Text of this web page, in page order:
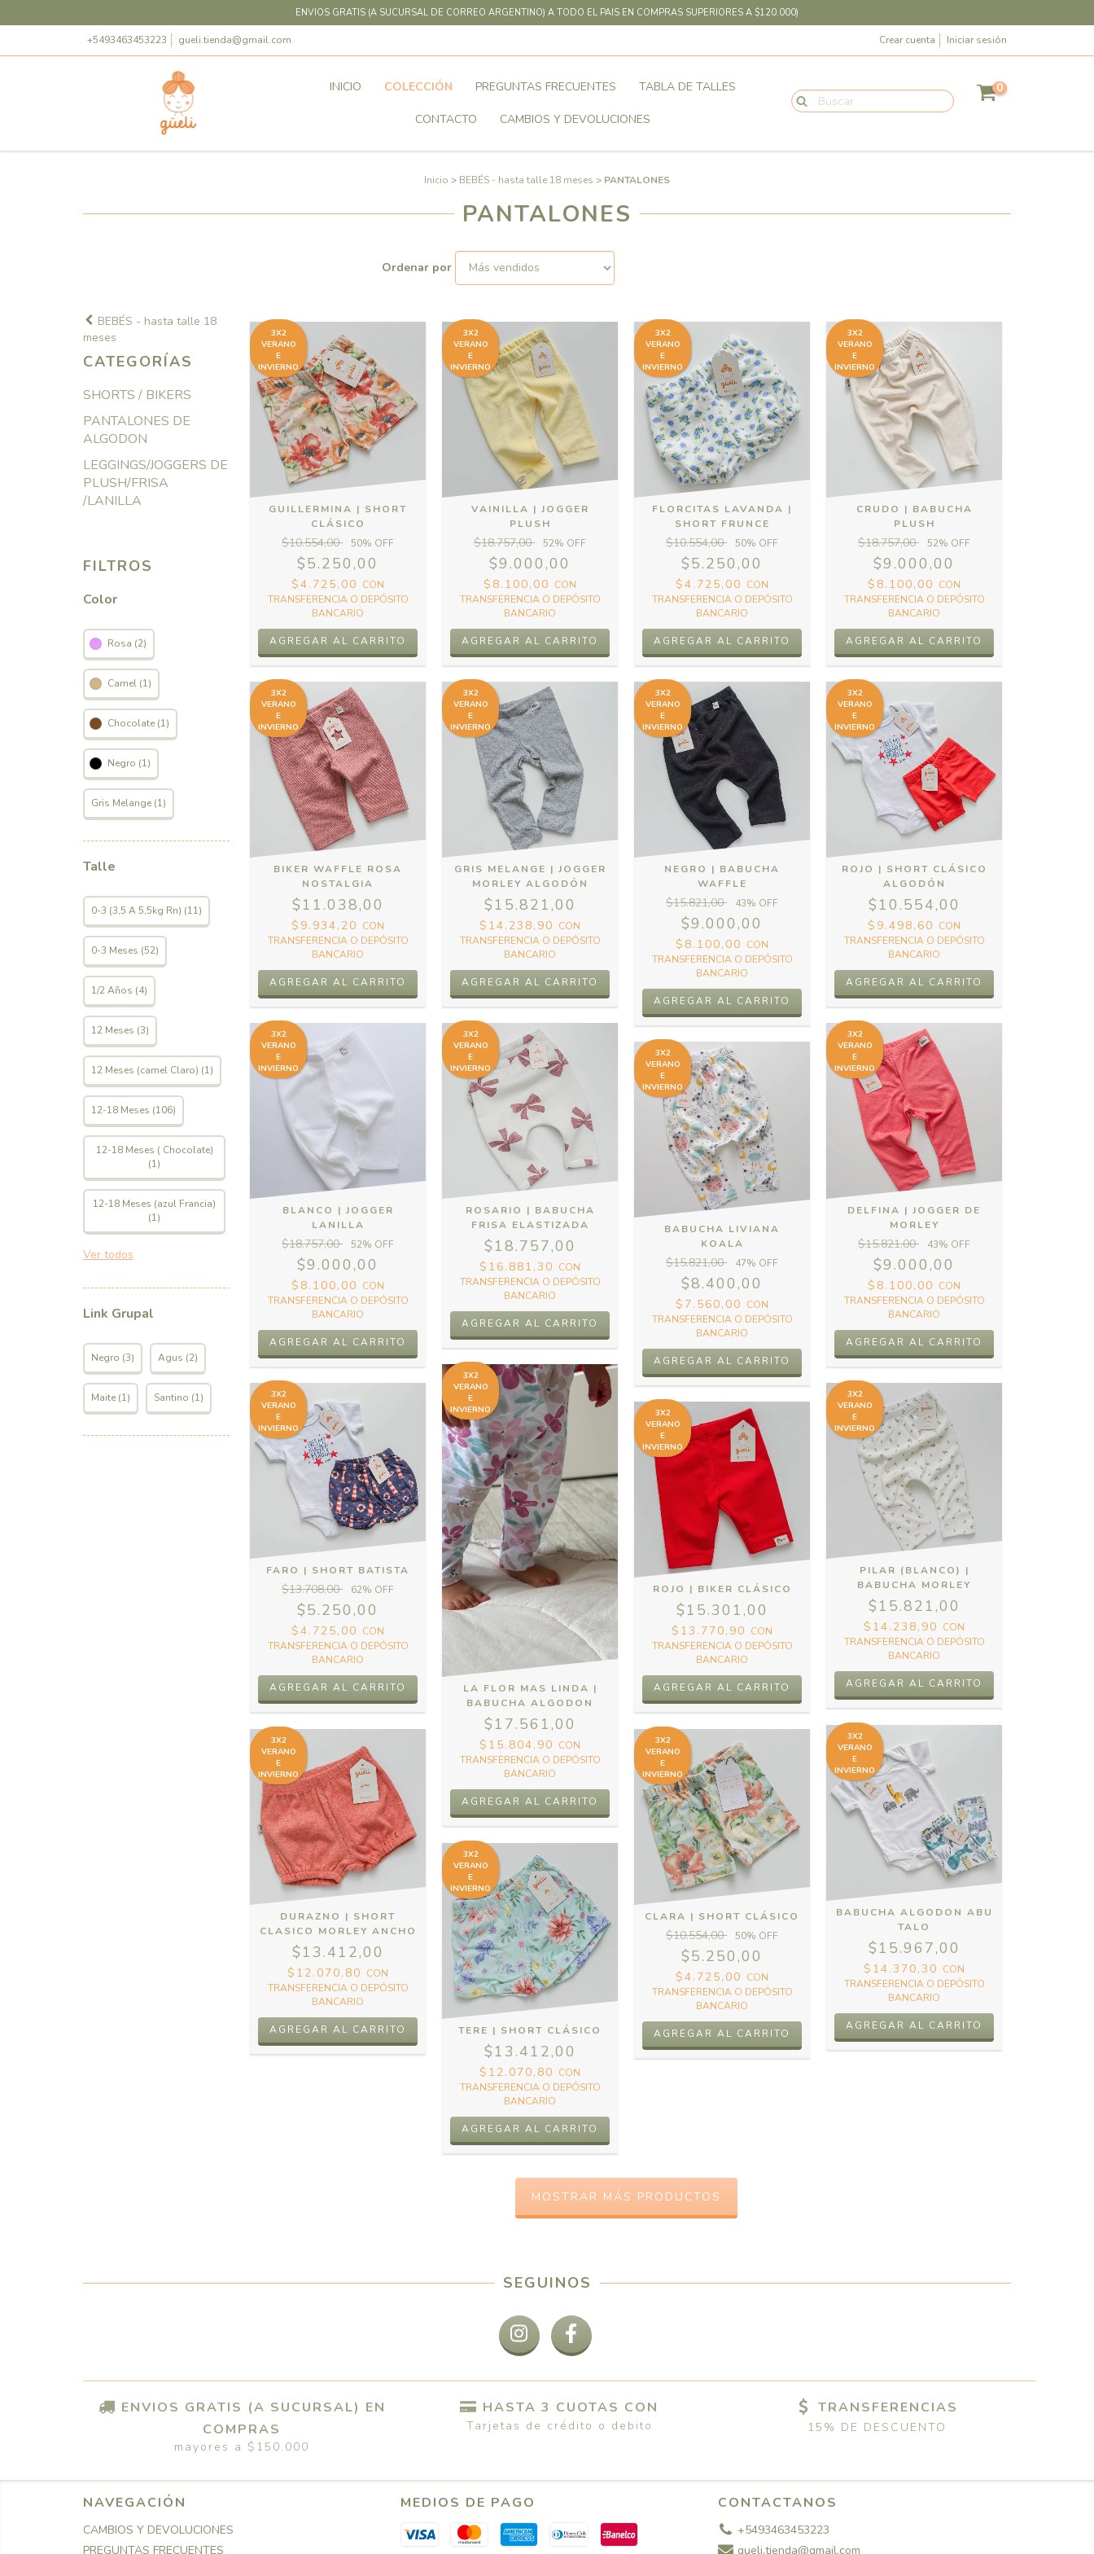
ENVIOS GRATIS (A SUCURSAL DE CORREO ARGENTINO) A TODO EL PAIS EN COMPRAS SUPERIORES A $120.000)
+5493463453223 gueli.tienda@gmail.com Crear cuenta Iniciar sesión
INICIO COLECCIÓN PREGUNTAS FRECUENTES TABLA DE TALLES
CONTACTO CAMBIOS Y DEVOLUCIONES
0
Inicio > BEBÉS - hasta talle 18 meses > PANTALONES
PANTALONES
Ordenar por
BEBÉS - hasta talle 18
meses
CATEGORÍAS
SHORTS / BIKERS
PANTALONES DE
ALGODON
LEGGINGS/JOGGERS DE
PLUSH/FRISA
/LANILLA
FILTROS
Color
Rosa (2)
Camel (1)
Chocolate (1)
Negro (1)
Gris Melange (1)
Talle
0-3 (3,5 A 5,5kg Rn) (11)
0-3 Meses (52)
1/2 Años (4)
12 Meses (3)
12 Meses (camel Claro) (1)
12-18 Meses (106)
12-18 Meses ( Chocolate)
(1)
12-18 Meses (azul Francia)
(1)
Ver todos
Link Grupal
Negro (3) Agus (2)
Maite (1) Santino (1)
3X2
VERANO
E
INVIERNO
GUILLERMINA | SHORT
CLÁSICO
$10.554,00 50% OFF
$5.250,00
$4.725,00 CON
TRANSFERENCIA O DEPÓSITO
BANCARIO
AGREGAR AL CARRITO
3X2
VERANO
E
INVIERNO
VAINILLA | JOGGER
PLUSH
$18.757,00 52% OFF
$9.000,00
$8.100,00 CON
TRANSFERENCIA O DEPÓSITO
BANCARIO
AGREGAR AL CARRITO
3X2
VERANO
E
INVIERNO
FLORCITAS LAVANDA |
SHORT FRUNCE
$10.554,00 50% OFF
$5.250,00
$4.725,00 CON
TRANSFERENCIA O DEPÓSITO
BANCARIO
AGREGAR AL CARRITO
3X2
VERANO
E
INVIERNO
CRUDO | BABUCHA
PLUSH
$18.757,00 52% OFF
$9.000,00
$8.100,00 CON
TRANSFERENCIA O DEPÓSITO
BANCARIO
AGREGAR AL CARRITO
3X2
VERANO
E
INVIERNO
BIKER WAFFLE ROSA
NOSTALGIA
$11.038,00
$9.934,20 CON
TRANSFERENCIA O DEPÓSITO
BANCARIO
AGREGAR AL CARRITO
3X2
VERANO
E
INVIERNO
GRIS MELANGE | JOGGER
MORLEY ALGODÓN
$15.821,00
$14.238,90 CON
TRANSFERENCIA O DEPÓSITO
BANCARIO
AGREGAR AL CARRITO
3X2
VERANO
E
INVIERNO
NEGRO | BABUCHA
WAFFLE
$15.821,00 43% OFF
$9.000,00
$8.100,00 CON
TRANSFERENCIA O DEPÓSITO
BANCARIO
AGREGAR AL CARRITO
3X2
VERANO
E
INVIERNO
ROJO | SHORT CLÁSICO
ALGODÓN
$10.554,00
$9.498,60 CON
TRANSFERENCIA O DEPÓSITO
BANCARIO
AGREGAR AL CARRITO
3X2
VERANO
E
INVIERNO
BLANCO | JOGGER
LANILLA
$18.757,00 52% OFF
$9.000,00
$8.100,00 CON
TRANSFERENCIA O DEPÓSITO
BANCARIO
AGREGAR AL CARRITO
3X2
VERANO
E
INVIERNO
ROSARIO | BABUCHA
FRISA ELASTIZADA
$18.757,00
$16.881,30 CON
TRANSFERENCIA O DEPÓSITO
BANCARIO
AGREGAR AL CARRITO
3X2
VERANO
E
INVIERNO
BABUCHA LIVIANA
KOALA
$15.821,00 47% OFF
$8.400,00
$7.560,00 CON
TRANSFERENCIA O DEPÓSITO
BANCARIO
AGREGAR AL CARRITO
3X2
VERANO
E
INVIERNO
DELFINA | JOGGER DE
MORLEY
$15.821,00 43% OFF
$9.000,00
$8.100,00 CON
TRANSFERENCIA O DEPÓSITO
BANCARIO
AGREGAR AL CARRITO
3X2
VERANO
E
INVIERNO
FARO | SHORT BATISTA
$13.708,00 62% OFF
$5.250,00
$4.725,00 CON
TRANSFERENCIA O DEPÓSITO
BANCARIO
AGREGAR AL CARRITO
3X2
VERANO
E
INVIERNO
LA FLOR MAS LINDA |
BABUCHA ALGODON
$17.561,00
$15.804,90 CON
TRANSFERENCIA O DEPÓSITO
BANCARIO
AGREGAR AL CARRITO
3X2
VERANO
E
INVIERNO
ROJO | BIKER CLÁSICO
$15.301,00
$13.770,90 CON
TRANSFERENCIA O DEPÓSITO
BANCARIO
AGREGAR AL CARRITO
3X2
VERANO
E
INVIERNO
PILAR (BLANCO) |
BABUCHA MORLEY
$15.821,00
$14.238,90 CON
TRANSFERENCIA O DEPÓSITO
BANCARIO
AGREGAR AL CARRITO
3X2
VERANO
E
INVIERNO
DURAZNO | SHORT
CLASICO MORLEY ANCHO
$13.412,00
$12.070,80 CON
TRANSFERENCIA O DEPÓSITO
BANCARIO
AGREGAR AL CARRITO
3X2
VERANO
E
INVIERNO
TERE | SHORT CLÁSICO
$13.412,00
$12.070,80 CON
TRANSFERENCIA O DEPÓSITO
BANCARIO
AGREGAR AL CARRITO
3X2
VERANO
E
INVIERNO
CLARA | SHORT CLÁSICO
$10.554,00 50% OFF
$5.250,00
$4.725,00 CON
TRANSFERENCIA O DEPÓSITO
BANCARIO
AGREGAR AL CARRITO
3X2
VERANO
E
INVIERNO
BABUCHA ALGODON ABU
TALO
$15.967,00
$14.370,30 CON
TRANSFERENCIA O DEPÓSITO
BANCARIO
AGREGAR AL CARRITO
MOSTRAR MÁS PRODUCTOS
SEGUINOS
ENVIOS GRATIS (A SUCURSAL) EN
COMPRAS
mayores a $150.000
HASTA 3 CUOTAS CON
Tarjetas de crédito o debito
TRANSFERENCIAS
15% DE DESCUENTO
NAVEGACIÓN
CAMBIOS Y DEVOLUCIONES
PREGUNTAS FRECUENTES
MEDIOS DE PAGO CONTACTANOS
+5493463453223